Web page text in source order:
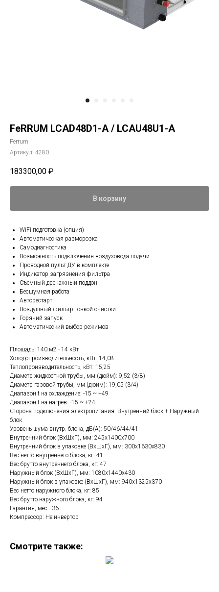
FeRRUM LCAD48D1-A / LCAU48U1-A
Ferrum
Артикул: 4280
183300,00 ₽
В корзину
WiFi подготовка (опция)
Автоматическая разморозка
Самодиагностика
Возможность подключения воздуховода подачи
Проводной пульт ДУ в комплекте
Индикатор загрязнения фильтра
Съемный дренажный поддон
Бесшумная работа
Авторестарт
Воздушный фильтр тонкой очистки
Горячий запуск
Автоматический выбор режимов
Площадь: 140 м2 - 14 кВт
Холодопроизводительность, кВт: 14,08
Теплопроизводительность, кВт: 15,25
Диаметр жидкостной трубы, мм (дюйм): 9,52 (3/8)
Диаметр газовой трубы, мм (дюйм): 19,05 (3/4)
Диапазон t на охлаждение: -15 ~ +49
Диапазон t на нагрев: -15 ~ +24
Сторона подключения электропитания: Внутренний блок + Наружный
блок
Уровень шума внутр. блока, дБ(А): 50/46/44/41
Внутренний блок (ВхШхГ), мм: 245х1400х700
Внутренний блок в упаковке (ВхШхГ), мм: 300х1630х830
Вес нетто внутреннего блока, кг: 41
Вес брутто внутреннего блока, кг: 47
Наружный блок (ВхШхГ), мм: 1080х1440х430
Наружный блок в упаковке (ВхШхГ), мм: 940х1325х370
Вес нетто наружного блока, кг: 85
Вес брутто наружного блока, кг: 94
Гарантия, мес.: 36
Компрессор: Не инвертор
Смотрите также: